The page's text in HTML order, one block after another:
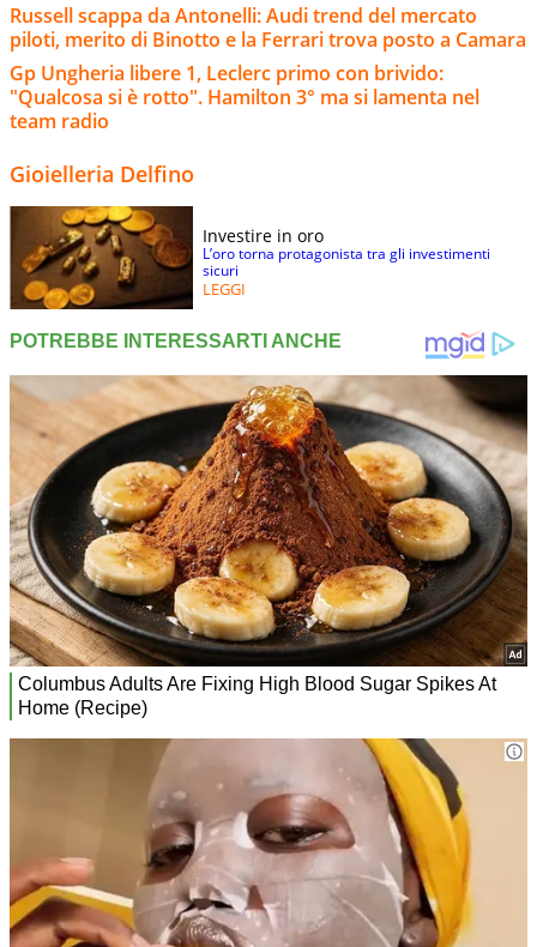
Russell scappa da Antonelli: Audi trend del mercato
piloti, merito di Binotto e la Ferrari trova posto a Camara
Gp Ungheria libere 1, Leclerc primo con brivido:
"Qualcosa si è rotto". Hamilton 3° ma si lamenta nel
team radio
Gioielleria Delfino
Investire in oro
L’oro torna protagonista tra gli investimenti
sicuri
LEGGI